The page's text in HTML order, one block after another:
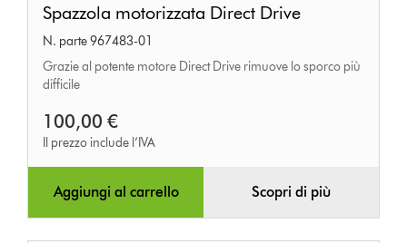
motorizzata
Direct
Drive
Spazzola motorizzata Direct Drive
N. parte 967483-01
Grazie al potente motore Direct Drive rimuove lo sporco più
difficile
100,00 €
Il prezzo include l’IVA
Aggiungi al carrello Scopri di più